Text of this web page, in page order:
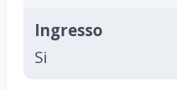
Ingresso
Si